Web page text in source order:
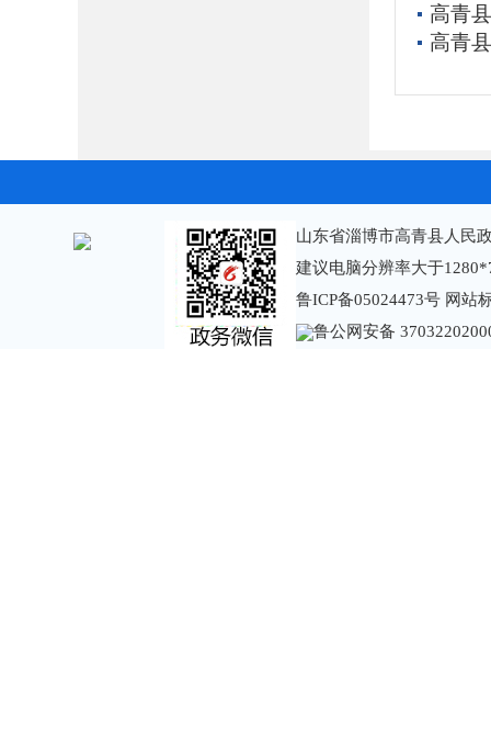
高青
高青
山东省淄博市高青县人民
建议电脑分辨率大于
鲁ICP备05024473号 网站
鲁公网安备